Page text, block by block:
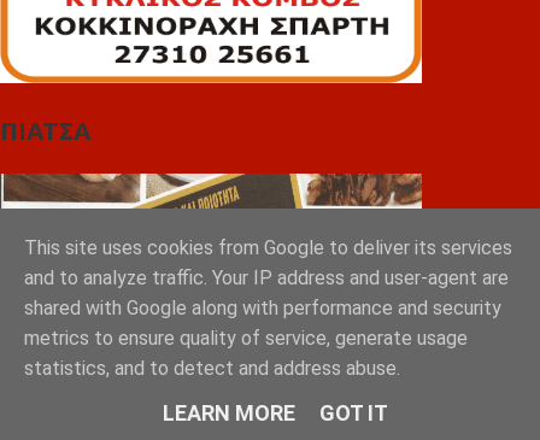
ΠΙΑΤΣΑ
This site uses cookies from Google to deliver its services
and to analyze traffic. Your IP address and user-agent are
shared with Google along with performance and security
metrics to ensure quality of service, generate usage
statistics, and to detect and address abuse.
LEARN MORE GOT IT